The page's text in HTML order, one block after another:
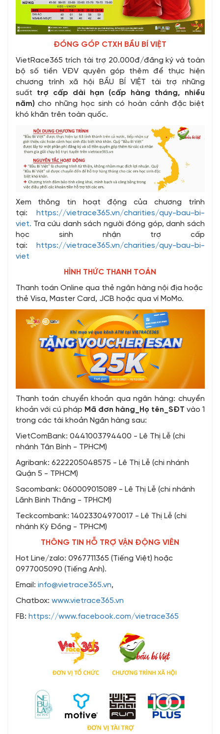
ĐÓNG GÓP CTXH BẦU BÍ VIỆT
VietRace365 trích tài trợ 20.000đ/đăng ký và toàn
bộ số tiền VĐV quyên góp thêm để thực hiện
chương trình xã hội BẦU BÍ VIỆT tài trợ những
suất trợ cấp dài hạn (cấp hàng tháng, nhiều
năm) cho những học sinh có hoàn cảnh đặc biệt
khó khăn trên toàn quốc.
Xem thông tin hoạt động của chương trình
tại:
https://vietrace365.vn/charities/quy-bau-bi-
viet. Tra cứu danh sách người đóng góp, danh sách
học sinh nhận trợ cấp
tại:
https://vietrace365.vn/charities/quy-bau-bi-
viet
HÌNH THỨC THANH TOÁN
Thanh toán Online qua thẻ ngân hàng nội địa hoặc
thẻ Visa, Master Card, JCB hoặc qua ví MoMo.
Thanh toán chuyển khoản qua ngân hàng: chuyển
khoản với cú pháp Mã đơn hàng_Họ tên_SĐT vào 1
trong các tài khoản Ngân hàng sau:
VietComBank: 0441003794400 - Lê Thị Lễ (chi
nhánh Tân Bình - TPHCM)
Agribank: 6222205048575 - Lê Thị Lễ (chi nhánh
Quận 5 - TPHCM)
Sacombank: 060009015089 - Lê Thị Lễ (chi nhánh
Lãnh Binh Thăng - TPHCM)
Teckcombank: 14023304970017 - Lê Thị Lễ (chi
nhánh Kỳ Đồng - TPHCM)
THÔNG TIN HỖ TRỢ VẬN ĐỘNG VIÊN
Hot Line/zalo: 0967711365 (Tiếng Việt) hoặc
0977005090 (Tiếng Anh).
Email: info@vietrace365.vn,
Chatbox: www.vietrace365.vn
FB: https://www.facebook.com/vietrace365